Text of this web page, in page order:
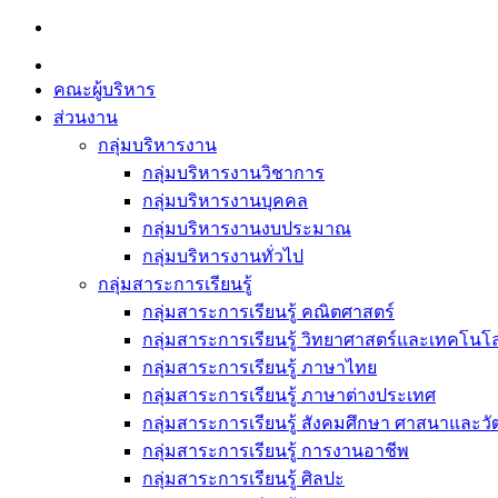
Skip
content
คณะผู้บริหาร
ส่วนงาน
กลุ่มบริหารงาน
กลุ่มบริหารงานวิชาการ
กลุ่มบริหารงานบุคคล
กลุ่มบริหารงานงบประมาณ
กลุ่มบริหารงานทั่วไป
กลุ่มสาระการเรียนรู้
กลุ่มสาระการเรียนรู้ คณิตศาสตร์
กลุ่มสาระการเรียนรู้ วิทยาศาสตร์และเทคโนโ
กลุ่มสาระการเรียนรู้ ภาษาไทย
กลุ่มสาระการเรียนรู้ ภาษาต่างประเทศ
กลุ่มสาระการเรียนรู้ สังคมศึกษา ศาสนาและ
กลุ่มสาระการเรียนรู้ การงานอาชีพ
กลุ่มสาระการเรียนรู้ ศิลปะ